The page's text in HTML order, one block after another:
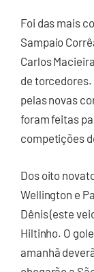
Foi das mais
Sampaio
Carlos
de
pelas novas
foram feitas
competições
Dos oito
Wellington e
Dênis (este
Hiltinho. O
amanhã